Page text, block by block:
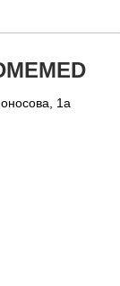
1а